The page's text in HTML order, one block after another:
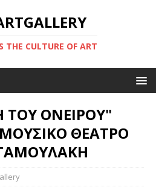
THE CULTURE OF ART
ΟΝΕΙΡΟΥ"
ΘΕΑΤΡΟ